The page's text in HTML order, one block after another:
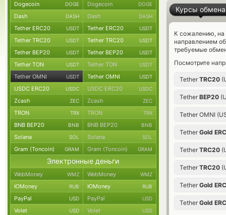
Курсы обмена
К сожалению, на
направлением
требуемые
Посмотрите
Tether TRC20
Tether BEP20
Tether OMNI
Tether Gold
Tether TRC20
Tether TRC20
Tether Gold
Tether Gold
Dogecoin DOGE Dogecoin DOGE
Dash DASH Dash DASH
Tether ERC20 USDT Tether ERC20 USDT
Tether TRC20 USDT Tether TRC20 USDT
Tether BEP20 USDT Tether BEP20 USDT
Tether TON USDT Tether TON USDT
Tether OMNI USDT Tether OMNI USDT
USDC ERC20 USDC USDC ERC20 USDC
Zcash ZEC Zcash ZEC
TRON TRX TRON TRX
BNB BEP20 BNB BNB BEP20 BNB
Solana SOL Solana SOL
Gram (Toncoin) GRAM Gram (Toncoin) GRAM
Электронные деньги
WebMoney WMZ WebMoney WMZ
ЮMoney RUB ЮMoney RUB
PayPal USD PayPal USD
Volet USD Volet USD